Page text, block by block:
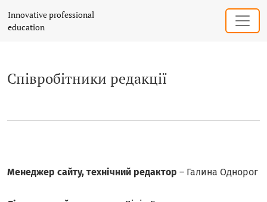
Співробітники редакції
Innovative professional
education
Співробітники редакції
Менеджер сайту, технічний редактор – Галина Однорог